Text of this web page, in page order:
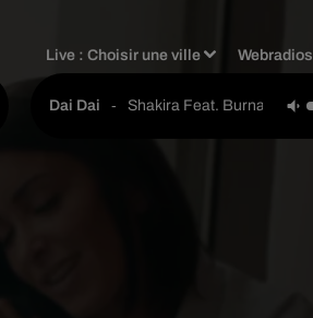
Live :Choisir une ville Webradios
Dai Dai - Shakira Feat. Burna Boy